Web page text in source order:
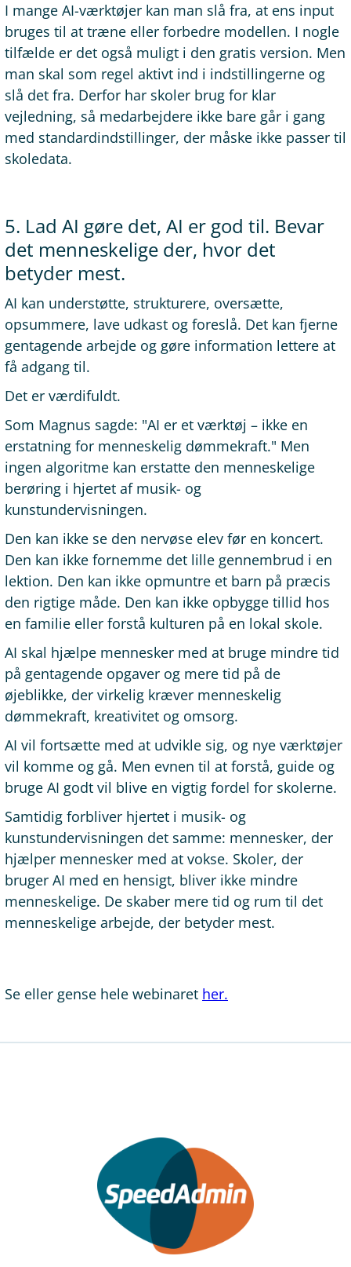
I mange AI-værktøjer kan man slå fra, at ens input
bruges til at træne eller forbedre modellen. I nogle
tilfælde er det også muligt i den gratis version. Men
man skal som regel aktivt ind i indstillingerne og
slå det fra. Derfor har skoler brug for klar
vejledning, så medarbejdere ikke bare går i gang
med standardindstillinger, der måske ikke passer til
skoledata.
5. Lad AI gøre det, AI er god til. Bevar
det menneskelige der, hvor det
betyder mest.
AI kan understøtte, strukturere, oversætte,
opsummere, lave udkast og foreslå. Det kan fjerne
gentagende arbejde og gøre information lettere at
få adgang til.
Det er værdifuldt.
Som Magnus sagde: "AI er et værktøj – ikke en
erstatning for menneskelig dømmekraft." Men
ingen algoritme kan erstatte den menneskelige
berøring i hjertet af musik- og
kunstundervisningen.
Den kan ikke se den nervøse elev før en koncert.
Den kan ikke fornemme det lille gennembrud i en
lektion. Den kan ikke opmuntre et barn på præcis
den rigtige måde. Den kan ikke opbygge tillid hos
en familie eller forstå kulturen på en lokal skole.
AI skal hjælpe mennesker med at bruge mindre tid
på gentagende opgaver og mere tid på de
øjeblikke, der virkelig kræver menneskelig
dømmekraft, kreativitet og omsorg.
AI vil fortsætte med at udvikle sig, og nye værktøjer
vil komme og gå. Men evnen til at forstå, guide og
bruge AI godt vil blive en vigtig fordel for skolerne.
Samtidig forbliver hjertet i musik- og
kunstundervisningen det samme: mennesker, der
hjælper mennesker med at vokse. Skoler, der
bruger AI med en hensigt, bliver ikke mindre
menneskelige. De skaber mere tid og rum til det
menneskelige arbejde, der betyder mest.
Se eller gense hele webinaret her.